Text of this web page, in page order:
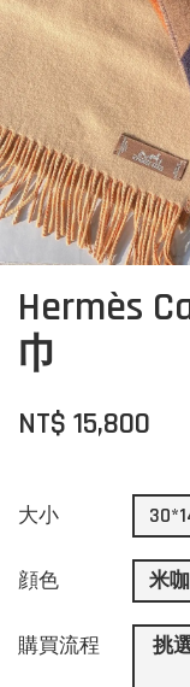
Hermès
巾
NT$ 15,800
大小
顔色 米咖
購買流程
挑